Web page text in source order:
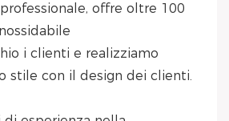
offre oltre 100
stile con il design dei clienti.